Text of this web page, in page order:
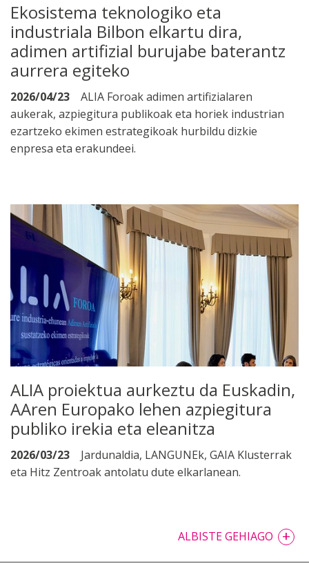
Ekosistema teknologiko eta
industriala Bilbon elkartu dira,
adimen artifizial burujabe baterantz
aurrera egiteko
2026/04/23
ALIA Foroak adimen artifizialaren
aukerak, azpiegitura publikoak eta horiek industrian
ezartzeko ekimen estrategikoak hurbildu dizkie
enpresa eta erakundeei.
ALIA proiektua aurkeztu da Euskadin,
AAren Europako lehen azpiegitura
publiko irekia eta eleanitza
2026/03/23
Jardunaldia, LANGUNEk, GAIA Klusterrak
eta Hitz Zentroak antolatu dute elkarlanean.
ALBISTE GEHIAGO +